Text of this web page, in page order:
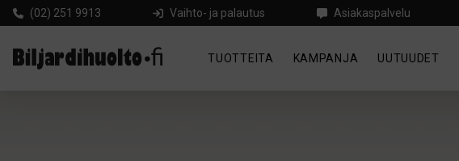
(02) 251 9913 Vaihto- ja palautus Asiakaspalvelu
TUOTTEITA KAMPANJA UUTUUDET